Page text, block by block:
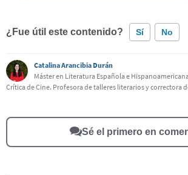
¿Fue útil este contenido? Sí No
Este contenido contiene información
Este contenido no tiene la información que
Otro
Catalina Arancibia Durán
Máster en Literatura Española e
Crítica de Cine. Profesora de talleres literarios y correctora
Sé el primero en